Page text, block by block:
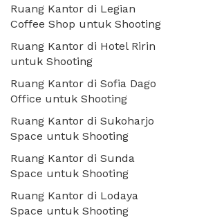
Ruang Kantor di Legian
Coffee Shop untuk Shooting
Ruang Kantor di Hotel Ririn
untuk Shooting
Ruang Kantor di Sofia Dago
Office untuk Shooting
Ruang Kantor di Sukoharjo
Space untuk Shooting
Ruang Kantor di Sunda
Space untuk Shooting
Ruang Kantor di Lodaya
Space untuk Shooting